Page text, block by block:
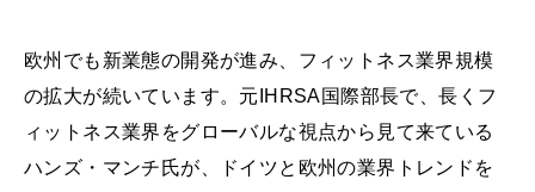
欧州でも新業態の開発が進み、フィットネス業界規模
の拡大が続いています。元IHRSA国際部長で、長くフ
ィットネス業界をグローバルな視点から見て来ている
ハンズ・マンチ氏が、ドイツと欧州の業界トレンドを